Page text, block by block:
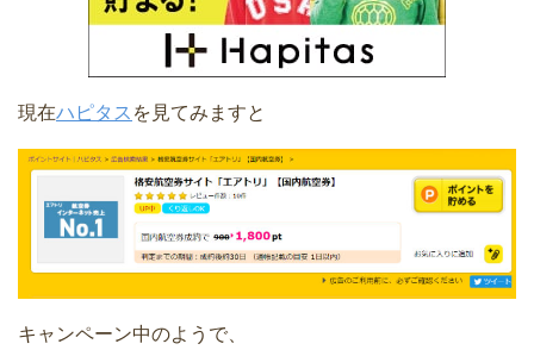
現在ハピタス を見てみますと
キャンペーン中のようで、